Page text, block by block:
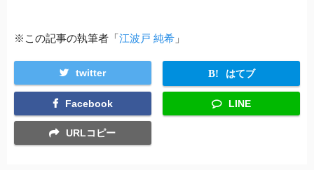
※この記事の執筆者「江波戸 純希 」
twitter はてブ
Facebook LINE
URLコピー